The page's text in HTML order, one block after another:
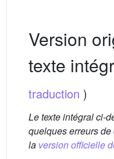
Version
texte
traduction )
Le texte intégral ci-
quelques erreurs
la version officielle